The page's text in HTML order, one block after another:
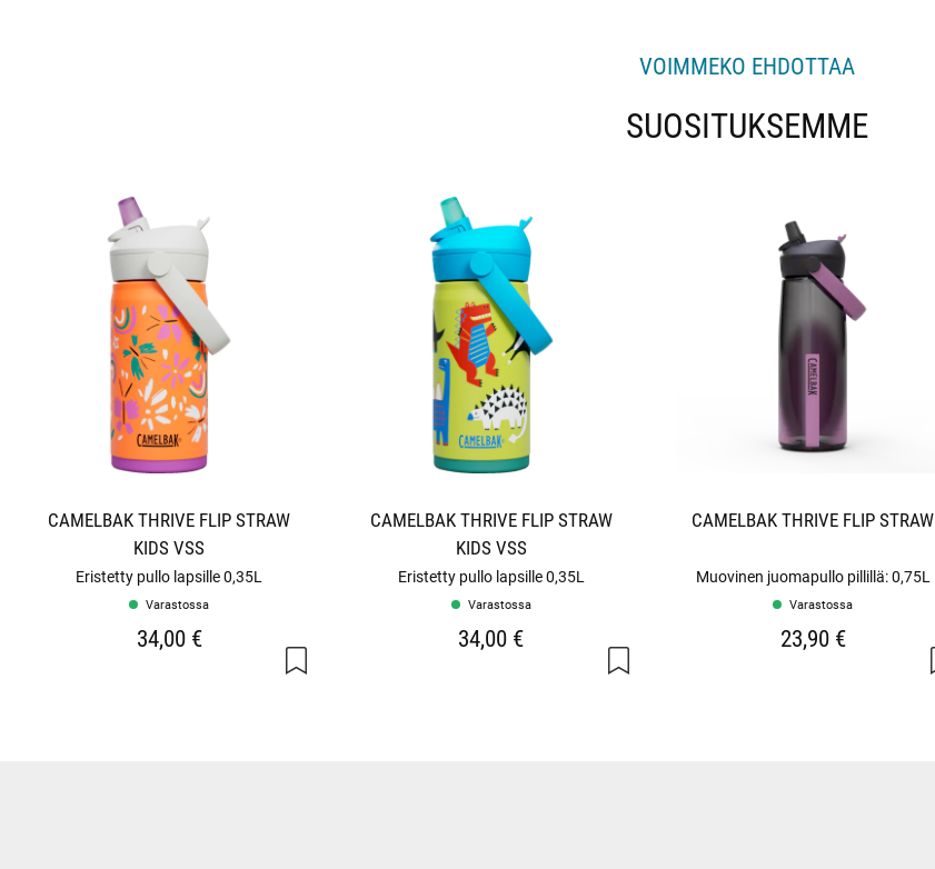
VOIMMEKO EHDOTTAA
SUOSITUKSEMME
CAMELBAK THRIVE FLIP STRAW
KIDS VSS
Eristetty pullo lapsille 0,35L
Varastossa
34,00 €
CAMELBAK THRIVE FLIP STRAW
KIDS VSS
Eristetty pullo lapsille 0,35L
Varastossa
34,00 €
CAMELBAK THRIVE FLIP STRAW
Muovinen juomapullo pillillä: 0,75L
Varastossa
23,90 €